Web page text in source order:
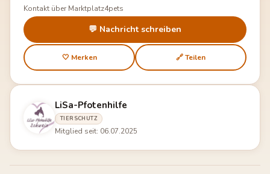
Kontakt über Marktplatz4pets
💬 Nachricht schreiben
🤍 Merken 🔗 Teilen
LiSa-Pfotenhilfe
TIERSCHUTZ
Mitglied seit: 06.07.2025